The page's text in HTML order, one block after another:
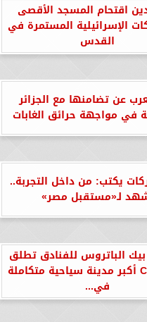
اقتحام المسجد الأقصى
الإسرائيلية المستمرة في
القدس
عن تضامنها مع الجزائر
في مواجهة حرائق الغابات
يكتب: من داخل التجربة..
لـ«مستقبل مصر»
الباتروس للفنادق تطلق
Capri City أكبر مدينة سياحية متكاملة
في...